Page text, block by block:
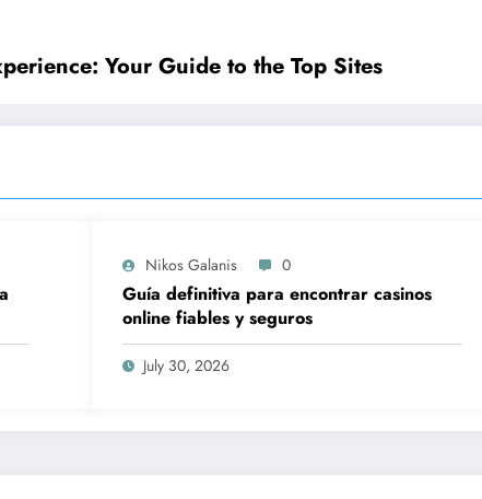
Your Guide to the Top Sites
Nikos Galanis 0
Guía definitiva para encontrar casinos
online fiables y seguros
July 30, 2026